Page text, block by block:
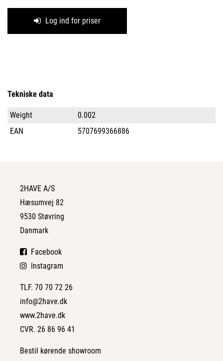
Log ind for priser
Tekniske data
Weight
0.002
EAN
5707699366886
2HAVE A/S
Hæsumvej 82
9530 Støvring
Danmark
Facebook
Instagram
TLF. 70 70 72 26
info@2have.dk
www.2have.dk
CVR. 26 86 96 41
Bestil kørende showroom